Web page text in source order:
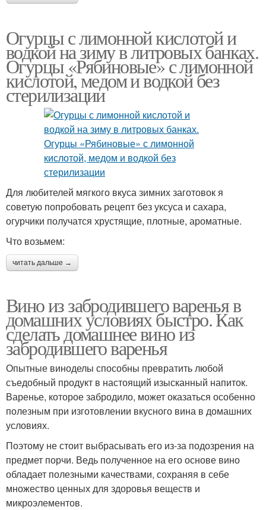
Огурцы с лимонной кислотой и
водкой на зиму в литровых банках.
Огурцы «Рябиновые» с лимонной
кислотой, медом и водкой без
стерилизации
Для любителей мягкого вкуса зимних заготовок я
советую попробовать рецепт без уксуса и сахара,
огурчики получатся хрустящие, плотные, ароматные.
Что возьмем:
читать дальше →
Вино из забродившего варенья в
домашних условиях быстро. Как
сделать домашнее вино из
забродившего варенья
Опытные виноделы способны превратить любой
съедобный продукт в настоящий изысканный напиток.
Варенье, которое забродило, может оказаться особенно
полезным при изготовлении вкусного вина в домашних
условиях.
Поэтому не стоит выбрасывать его из-за подозрения на
предмет порчи. Ведь полученное на его основе вино
обладает полезными качествами, сохраняя в себе
множество ценных для здоровья веществ и
микроэлементов.